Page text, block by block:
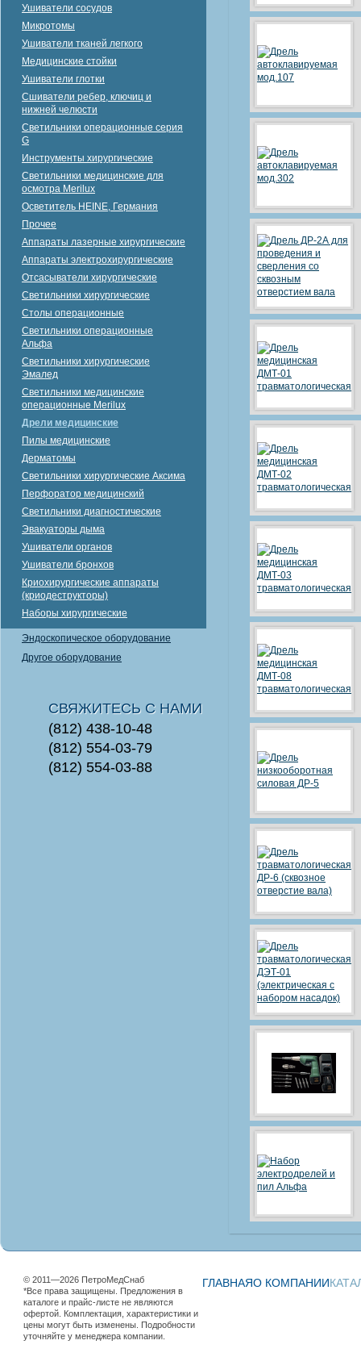
Ушиватели сосудов
Микротомы
Ушиватели тканей легкого
Медицинские стойки
Ушиватели глотки
Сшиватели ребер, ключиц и
нижней челюсти
Светильники операционные серия
G
Инструменты хирургические
Светильники медицинские для
осмотра Merilux
Осветитель HEINE, Германия
Прочее
Аппараты лазерные хирургические
Аппараты электрохирургические
Отсасыватели хирургические
Светильники хирургические
Столы операционные
Светильники операционные
Альфа
Светильники хирургические
Эмалед
Светильники медицинские
операционные Merilux
Дрели медицинские
Пилы медицинские
Дерматомы
Светильники хирургические Аксима
Перфоратор медицинский
Светильники диагностические
Эвакуаторы дыма
Ушиватели органов
Ушиватели бронхов
Криохирургические аппараты
(криодеструкторы)
Наборы хирургические
Эндоскопическое оборудование
Другое оборудование
СВЯЖИТЕСЬ С НАМИ
(812) 438-10-48
(812) 554-03-79
(812) 554-03-88
© 2011—2026 ПетроМедСнаб
*Все права защищены. Предложения в
каталоге и прайс-листе не являются
офертой. Комплектация, характеристики и
цены могут быть изменены. Подробности
уточняйте у менеджера компании.
ГЛАВНАЯО КОМПАНИИ